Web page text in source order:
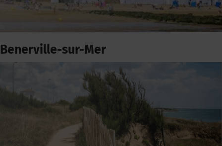
Benerville-sur-Mer